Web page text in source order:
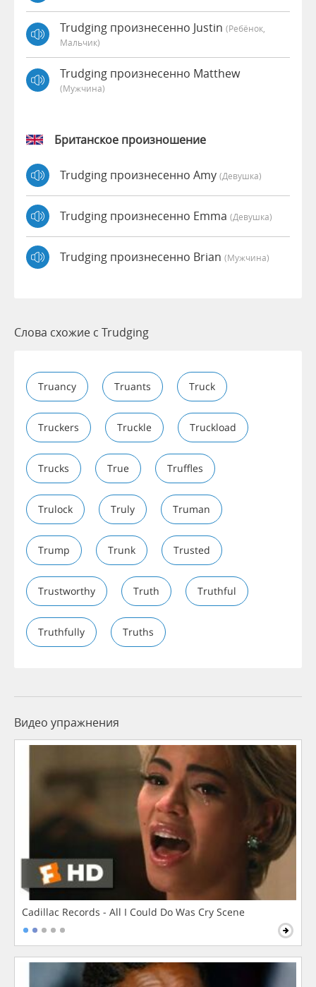
Trudging произнесенно Justin (Ребёнок,
Мальчик)
Trudging произнесенно Matthew
(мужчина)
Британское произношение
Trudging произнесенно Amy (девушка)
Trudging произнесенно Emma (девушка)
Trudging произнесенно Brian (мужчина)
Слова схожие с Trudging
Truancy Truants Truck
Truckers Truckle Truckload
Trucks True Truffles
Trulock Truly Truman
Trump Trunk Trusted
Trustworthy Truth Truthful
Truthfully Truths
Видео упражнения
Cadillac Records - All I Could Do Was Cry Scene